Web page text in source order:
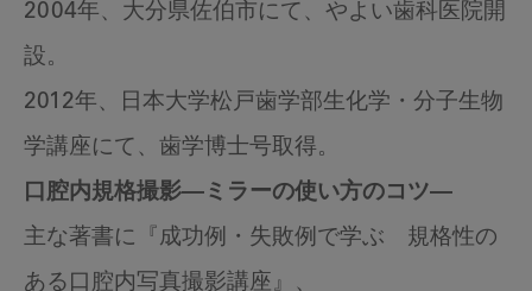
2004年、大分県佐伯市にて、やよい歯科医院開
設。
2012年、日本大学松戸歯学部生化学・分子生物
学講座にて、歯学博士号取得。
口腔内規格撮影―ミラーの使い方のコツ―
主な著書に『成功例・失敗例で学ぶ 規格性の
ある口腔内写真撮影講座』、